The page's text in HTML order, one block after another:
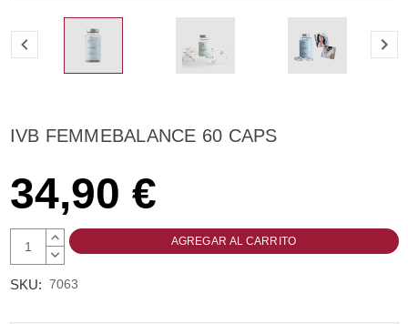
IVB FEMMEBALANCE 60 CAPS
34,90 €
AUMENTAR
CANTIDAD:
DISMINUIR
SKU: 7063